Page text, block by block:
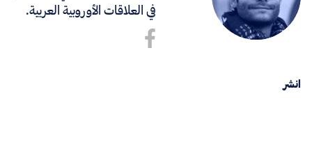
في العلاقات الأوروبية العربية.
انشر